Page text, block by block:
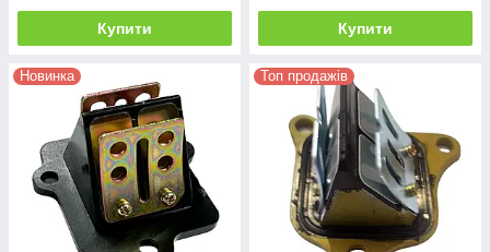
Купити Купити
Новинка Топ продажів